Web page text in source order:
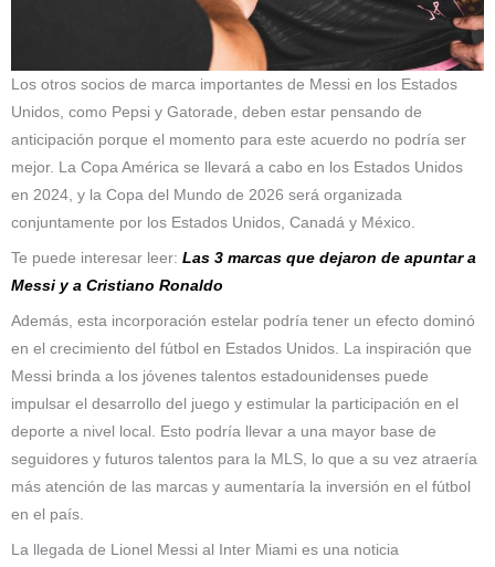
Los otros socios de marca importantes de Messi en los Estados
Unidos, como Pepsi y Gatorade, deben estar pensando de
anticipación porque el momento para este acuerdo no podría ser
mejor. La Copa América se llevará a cabo en los Estados Unidos
en 2024, y la Copa del Mundo de 2026 será organizada
conjuntamente por los Estados Unidos, Canadá y México.
Te puede interesar leer: Las 3 marcas que dejaron de apuntar a
Messi y a Cristiano Ronaldo
Además, esta incorporación estelar podría tener un efecto dominó
en el crecimiento del fútbol en Estados Unidos. La inspiración que
Messi brinda a los jóvenes talentos estadounidenses puede
impulsar el desarrollo del juego y estimular la participación en el
deporte a nivel local. Esto podría llevar a una mayor base de
seguidores y futuros talentos para la MLS, lo que a su vez atraería
más atención de las marcas y aumentaría la inversión en el fútbol
en el país.
La llegada de Lionel Messi al Inter Miami es una noticia